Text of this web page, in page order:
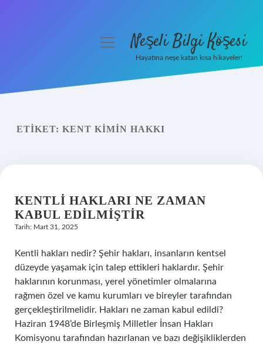
Yasal Uyarı
menüyüNeşeli Bilgi Köşesi
Hayatına neşe katan kısa hikayeler!
ETIKET: KENT KIMIN HAKKI
KENTLI HAKLARI NE ZAMAN
KABUL EDILMIŞTIR
Tarih: Mart 31, 2025
Kentli hakları nedir? Şehir hakları, insanların kentsel
düzeyde yaşamak için talep ettikleri haklardır. Şehir
haklarının korunması, yerel yönetimler olmalarına
rağmen özel ve kamu kurumları ve bireyler tarafından
gerçekleştirilmelidir. Hakları ne zaman kabul edildi?
Haziran 1948’de Birleşmiş Milletler İnsan Hakları
Komisyonu tarafından hazırlanan ve bazı değişikliklerden